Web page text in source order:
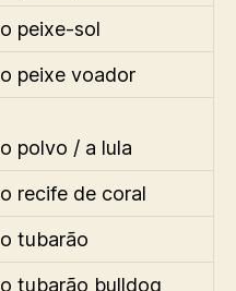
o peixe-sol
o peixe voador
o polvo / a lula
o recife de coral
o tubarão
o tubarão bulldog